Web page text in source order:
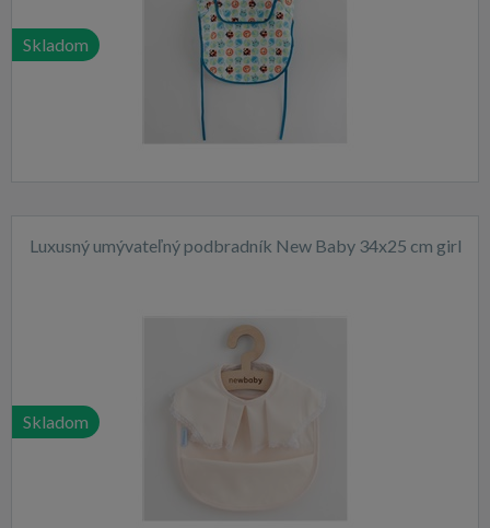
Skladom
Luxusný umývateľný podbradník New Baby 34x25 cm girl
Skladom